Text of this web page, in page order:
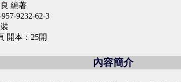
編著
9232-62-3
開本：25開
內容簡介